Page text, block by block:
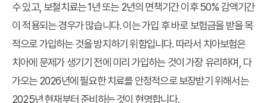
수 있고, 보철치료는 1년 또는 2년의 면책기간 이후 50% 감액기간
이 적용되는 경우가 많습니다. 이는 가입 후 바로 보험금을 받을 목
적으로 가입하는 것을 방지하기 위함입니다. 따라서 치아보험은
치아에 문제가 생기기 전에 미리 가입하는 것이 가장 유리하며, 다
가오는 2026년에 필요한 치료를 안정적으로 보장받기 위해서는
2025년 현재부터 준비하는 것이 현명합니다.